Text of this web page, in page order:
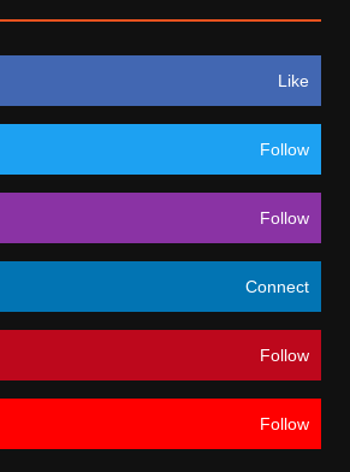
Like
Follow
Follow
Connect
Follow
Follow